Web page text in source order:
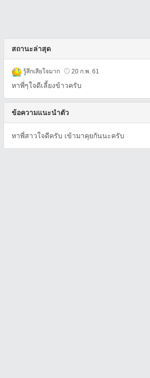
สถานะล่าสุด
รู้สึกเสียใจมาก 20 ก.พ. 61
หาพี่ๆใจดีเลี้ยงข้าวครับ
ข้อความแนะนำตัว
หาพี่สาวใจดีครับ เข้ามาคุยกันนะครับ